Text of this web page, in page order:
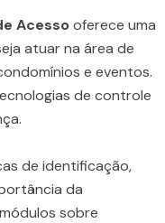
Acessooferece uma
atuar na área de
e eventos.
de controle
de identificação,
da
sobre